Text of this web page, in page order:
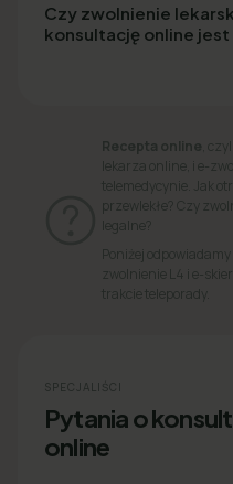
Czy zwolnienie
konsultację online jest
Recepta online , czyli
lekarza online, i e-
telemedycynie. Jak
przewlekłe? Czy
legalne?
Poniżej
zwolnienie L4 i e-
trakcie teleporady.
SPECJALIŚCI
Pytania o
online